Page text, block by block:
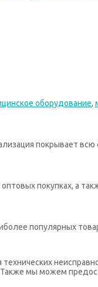
оборудование,
покрывает
оптовых покупках, а
популярных
мы можем